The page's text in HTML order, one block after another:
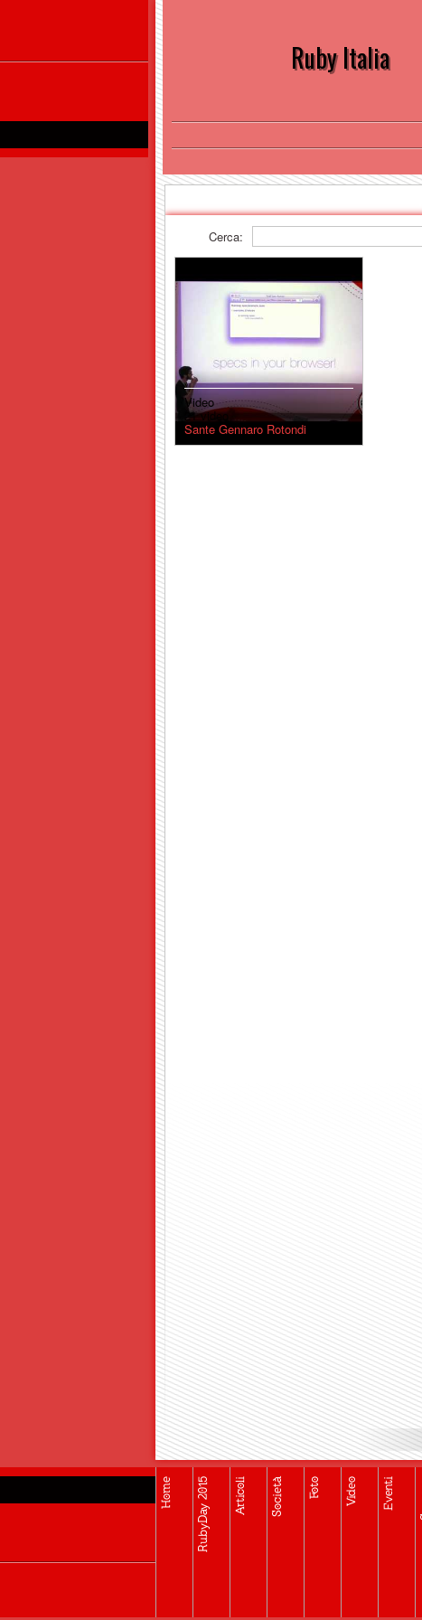
Ruby Italia
Cerca:
Video
21 video
Sante Gennaro Rotondi
Home RubyDay 2015 Articoli Società Foto Video Eventi